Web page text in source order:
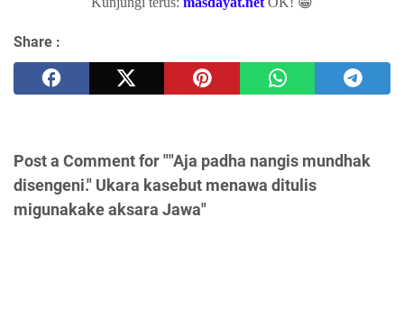
Share :
Post a Comment for ""Aja padha nangis mundhak
disengeni." Ukara kasebut menawa ditulis
migunakake aksara Jawa"